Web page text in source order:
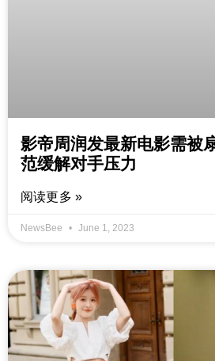
影帝周润发最新电影需被
范缓解对手压力
阅读更多 »
NewsBee June 1, 2023